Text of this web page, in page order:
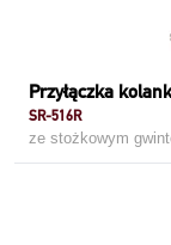
Przyłączka
SR-516R
ze stożkowym